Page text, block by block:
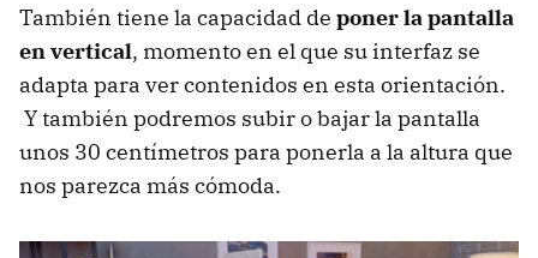
También tiene la capacidad de poner la pantalla
en vertical, momento en el que su interfaz se
adapta para ver contenidos en esta orientación.
Y también podremos subir o bajar la pantalla
unos 30 centímetros para ponerla a la altura que
nos parezca más cómoda.